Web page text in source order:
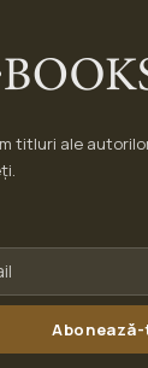
titluri ale